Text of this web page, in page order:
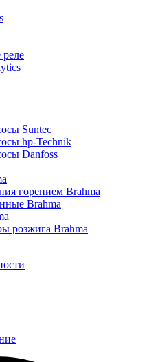
реле
Suntec
hp-Technik
Danfoss
горением Brahma
Brahma
розжига Brahma